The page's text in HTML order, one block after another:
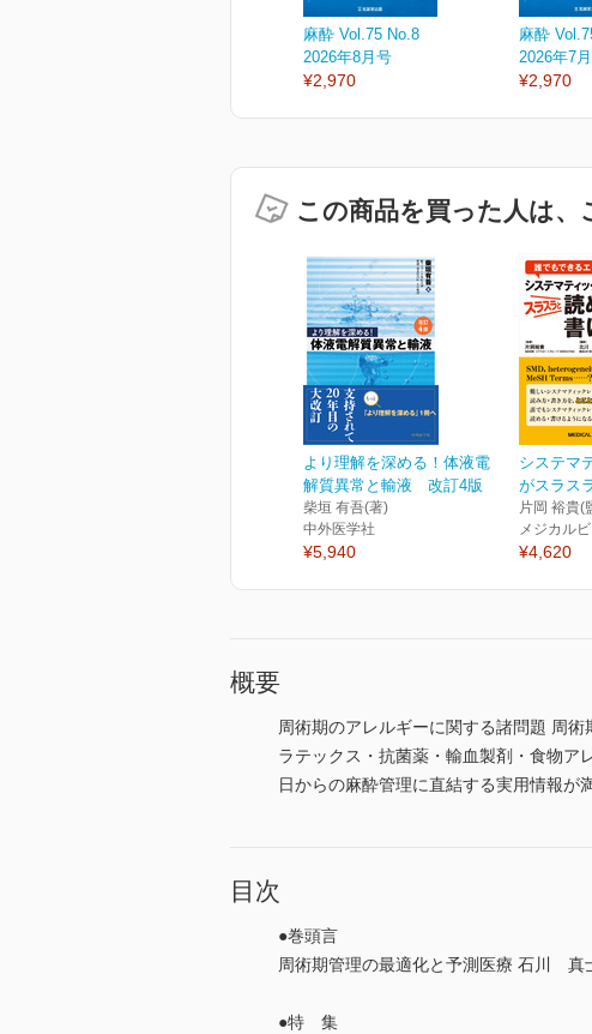
麻酔 Vol.75 No.8
2026年8月号
¥2,970
麻酔
2026年7
¥2,970
この商品を買った人は、
より理解を深める！体液電
解質異常と輸液 改訂4版
柴垣 有吾(著)
中外医学社
¥5,940
システマ
がスラス
片岡 裕貴(
メジカル
¥4,620
概要
周術期のアレルギーに関する諸問題 周
ラテックス・抗菌薬・輸血製剤・食物ア
日からの麻酔管理に直結する実用情報が
目次
●巻頭言
周術期管理の最適化と予測医療 石川 真
●特 集